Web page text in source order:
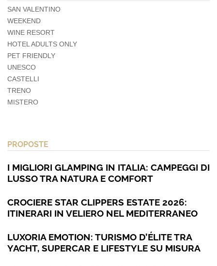
SAN VALENTINO
WEEKEND
WINE RESORT
HOTEL ADULTS ONLY
PET FRIENDLY
UNESCO
CASTELLI
TRENO
MISTERO
PROPOSTE
I MIGLIORI GLAMPING IN ITALIA: CAMPEGGI DI
LUSSO TRA NATURA E COMFORT
CROCIERE STAR CLIPPERS ESTATE 2026:
ITINERARI IN VELIERO NEL MEDITERRANEO
LUXORIA EMOTION: TURISMO D’ÉLITE TRA
YACHT, SUPERCAR E LIFESTYLE SU MISURA